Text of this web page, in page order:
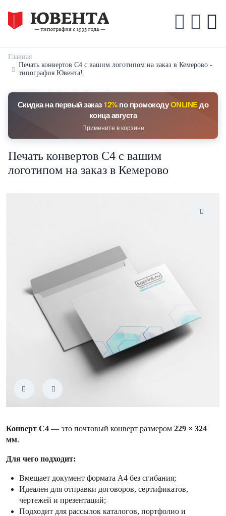
Главная
Печать конвертов С4 с вашим логотипом на заказ в Кемерово -
типография Ювента!
Скидка на первый заказ12%по промокодуONLINEдо
конца августа
Примените в корзине
Печать конвертов С4 с вашим
логотипом на заказ в Кемерово
Конверт С4 — это почтовый конверт размером 229 × 324
мм.
Для чего подходит:
Вмещает документ формата А4 без сгибания;
Идеален для отправки договоров, сертификатов,
чертежей и презентаций;
Подходит для рассылок каталогов, портфолио и